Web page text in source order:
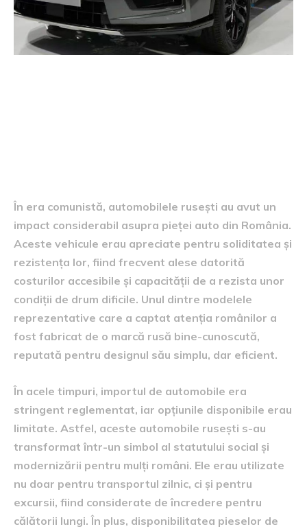
În era comunistă, automobilele rusești au avut un
impact considerabil asupra pieței auto din România.
Aceste vehicule erau apreciate pentru soliditatea și
rezistența lor, fiind frecvent alese datorită
costurilor accesibile și capacității de a rezista unor
condiții de drum dificile. Unul dintre modelele
reprezentative care a captat atenția românilor a
fost fabricat de o marcă rusă bine-cunoscută,
reputată pentru designul său simplu, dar eficient.
În acele timpuri, importul de automobile era
stringent reglementat, iar opțiunile disponibile erau
limitate. Astfel, aceste automobile rusești s-au
transformat într-un simbol al statutului social și
modernizării pentru mulți români. Ele erau utilizate
nu doar pentru transportul zilnic, ci și pentru
excursii, fiind considerate de încredere pentru
călătorii lungi. În plus, disponibilitatea pieselor de